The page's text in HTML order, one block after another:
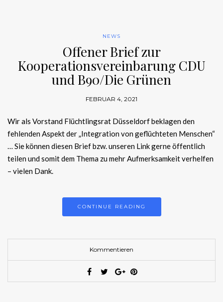
NEWS
Offener Brief zur
Kooperationsvereinbarung CDU
und B90/Die Grünen
FEBRUAR 4, 2021
Wir als Vorstand Flüchtlingsrat Düsseldorf beklagen den
fehlenden Aspekt der „Integration von geflüchteten Menschen“
… Sie können diesen Brief bzw. unseren Link gerne öffentlich
teilen und somit dem Thema zu mehr Aufmerksamkeit verhelfen
– vielen Dank.
CONTINUE READING
Kommentieren